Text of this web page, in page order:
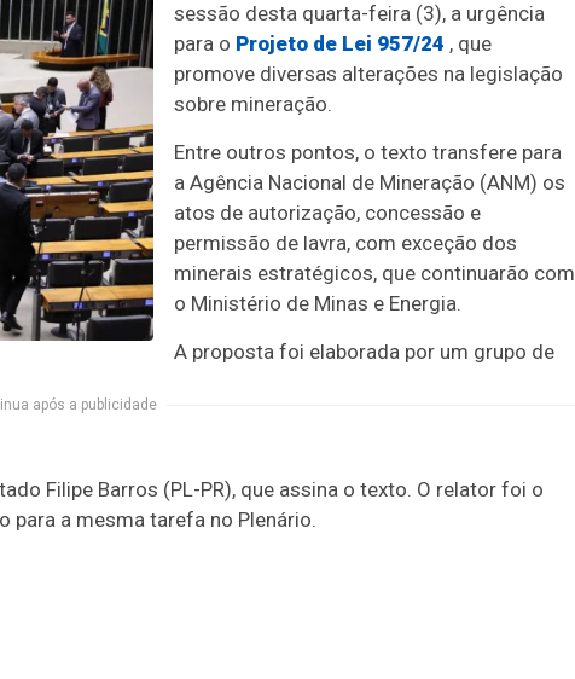
sessão desta quarta-feira (3), a urgência
para o Projeto de Lei 957/24 , que
promove diversas alterações na legislação
sobre mineração.
Entre outros pontos, o texto transfere para
a Agência Nacional de Mineração (ANM) os
atos de autorização, concessão e
permissão de lavra, com exceção dos
minerais estratégicos, que continuarão com
o Ministério de Minas e Energia.
após a publicidade
A proposta foi elaborada por um grupo de
Filipe Barros (PL-PR), que assina o texto. O relator foi o
para a mesma tarefa no Plenário.